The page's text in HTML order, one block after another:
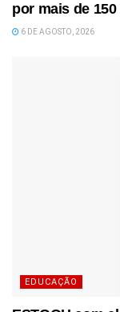
por mais de
6 DE AGOSTO, 2026
EDUCAÇÃO